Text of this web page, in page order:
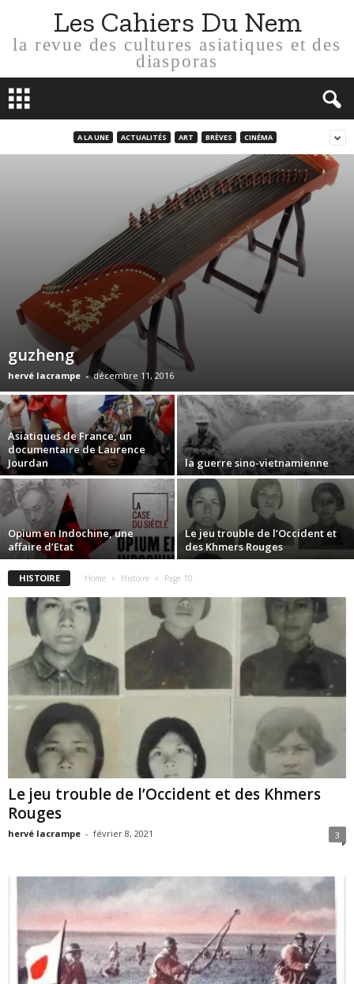
Les Cahiers Du Nem
la revue des cultures asiatiques et des
diasporas
A LA UNE ACTUALITÉS ART BRÈVES CINÉMA
guzheng
hervé lacrampe - décembre 11, 2016
Asiatiques de France, un
documentaire de Laurence
Jourdan
la guerre sino-vietnamienne
Opium en Indochine, une
affaire d’Etat
Le jeu trouble de l’Occident et
des Khmers Rouges
HISTOIRE Home Histoire Page 10
Le jeu trouble de l’Occident et des Khmers
Rouges
hervé lacrampe - février 8, 2021 3